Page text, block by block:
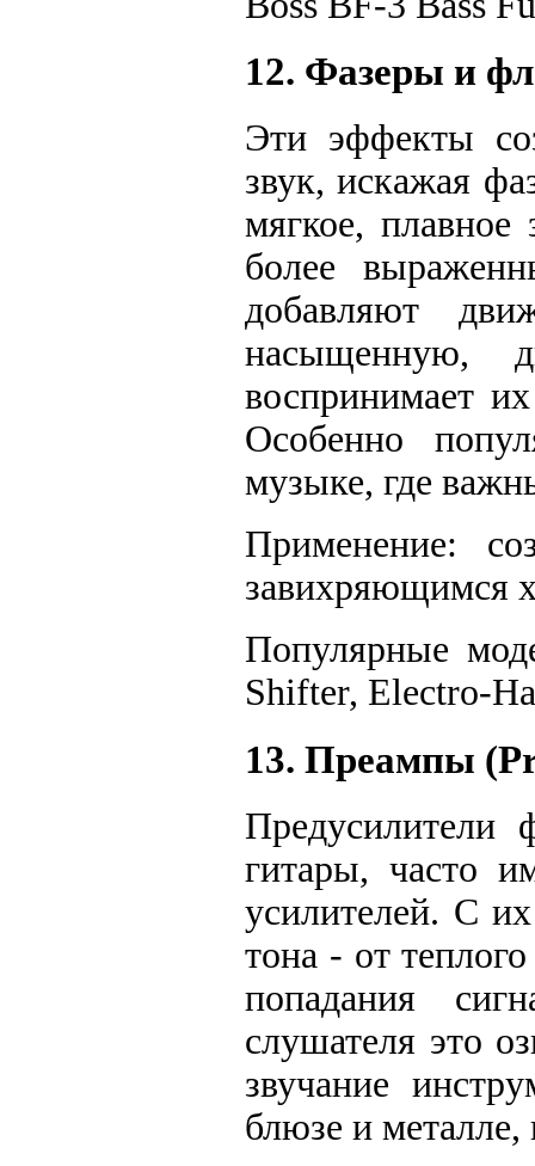
12. Фазеры и
Эти эффекты
звук, искажая
мягкое, плавное
более
добавляют
насыщенную,
воспринимает
Особенно
музыке, где
Применение:
завихряющимся
Популярные
Shifter, Electro-
13. Преампы
Предусилители
гитары, часто
усилителей. С
тона - от
попадания
слушателя это
звучание
блюзе и металле,